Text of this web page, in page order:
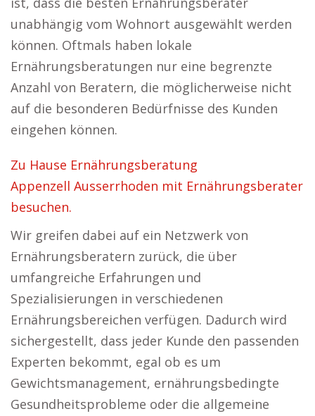
unabhängig vom Wohnort ausgewählt werden
können. Oftmals haben lokale
Ernährungsberatungen nur eine begrenzte
Anzahl von Beratern, die möglicherweise nicht
auf die besonderen Bedürfnisse des Kunden
eingehen können.
Zu Hause Ernährungsberatung
Appenzell Ausserrhoden mit Ernährungsberater
besuchen.
Wir greifen dabei auf ein Netzwerk von
Ernährungsberatern zurück, die über
umfangreiche Erfahrungen und
Spezialisierungen in verschiedenen
Ernährungsbereichen verfügen. Dadurch wird
sichergestellt, dass jeder Kunde den passenden
Experten bekommt, egal ob es um
Gewichtsmanagement, ernährungsbedingte
Gesundheitsprobleme oder die allgemeine